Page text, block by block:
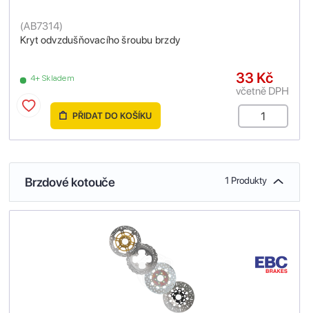
Kryt odvzdušňovacího šroubu brzdy
(AB7314)
4+ Skladem 33 Kč
včetně DPH
PŘIDAT DO KOŠÍKU
Brzdové kotouče 1 Produkty